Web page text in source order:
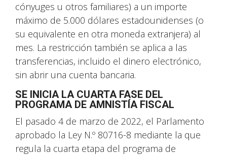
cónyuges u otros familiares) a un importe
máximo de 5.000 dólares estadounidenses (o
su equivalente en otra moneda extranjera) al
mes. La restricción también se aplica a las
transferencias, incluido el dinero electrónico,
sin abrir una cuenta bancaria.
SE INICIA LA CUARTA FASE DEL
PROGRAMA DE AMNISTÍA FISCAL
El pasado 4 de marzo de 2022, el Parlamento
aprobado la Ley N.º 80716-8 mediante la que
regula la cuarta etapa del programa de